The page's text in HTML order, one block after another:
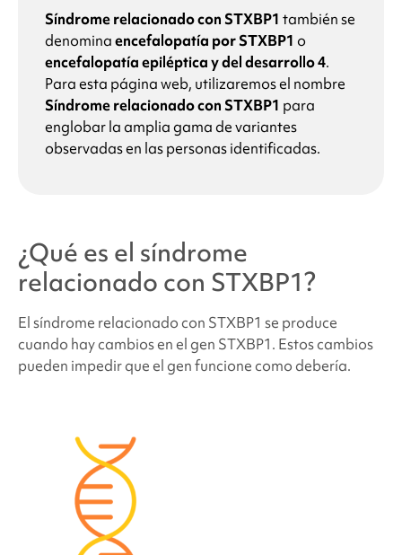
Papel clave
Síntomas
¿Qué causael síndrome relacionado con STXBP1
¿Qué probabilidades hay de que otros miembros
de la familia o futuros hijos tenganel síndrome
relacionado con STXBP1 ?
¿Cuántas personas tienenel síndrome relacionado
con STXBP1?
relacionado con STXBP1
diferente?
¿Cómo se trata
STXBP1?
Síndrome relacionado con STXBP1 también se
denominaencefalopatía por STXBP1 o
encefalopatía epiléptica y del desarrollo 4.
Para esta página web, utilizaremos el nombre
Síndrome relacionado con STXBP1 para
englobar la amplia gama de variantes
observadas en las personas identificadas.
¿Qué es el síndrome
relacionado con STXBP1?
El síndrome relacionado con STXBP1 se produce
cuando hay cambios en el gen STXBP1. Estos cambios
pueden impedir que el gen funcione como debería.